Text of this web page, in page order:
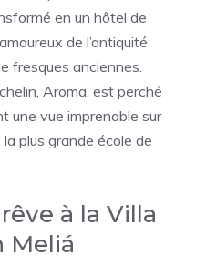
en un hôtel de
de l’antiquité
fresques anciennes.
Aroma, est perché
une vue imprenable sur
plus grande école de
à la Villa
Meliá